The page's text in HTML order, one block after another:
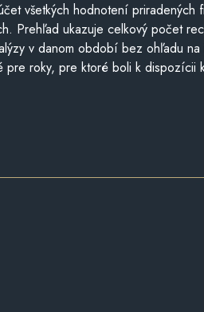
všetkých hodnotení priradených
Prehľad ukazuje celkový počet
v danom období bez ohľadu
pre roky, pre ktoré boli k dispozícii